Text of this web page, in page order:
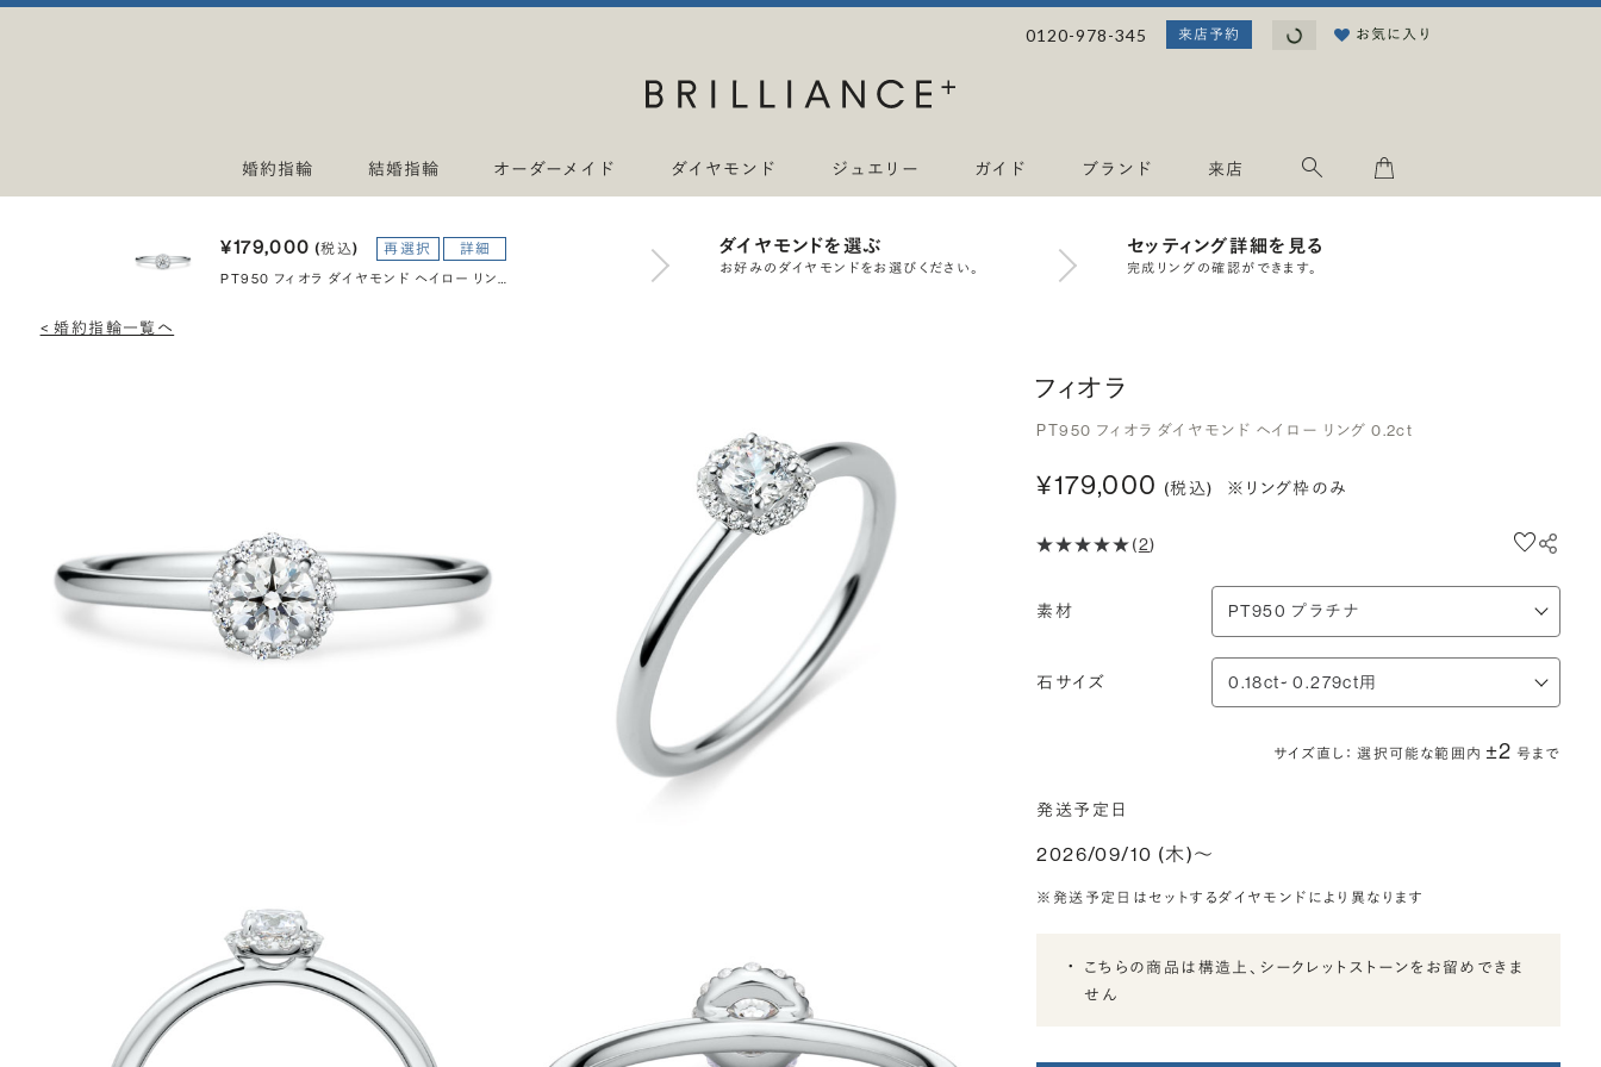
0120-978-345 来店予約 読み込み中...お気に入り
婚約指輪 結婚指輪 オーダーメイド ダイヤモンド ジュエリー ガイド ブランド 来店
¥179,000(税込) 再選択 詳細
PT950 フィオラ ダイヤモンド ヘイロー リング 0.2ct
ダイヤモンドを選ぶ
お好みのダイヤモンドをお選びください。
セッティング詳細を見る
完成リングの確認ができます。
< 婚約指輪一覧へ
フィオラ
PT950 フィオラ ダイヤモンド ヘイロー リング 0.2ct
¥179,000 (税込) ※リング枠のみ
(2)
素材
石サイズ
サイズ直し： 選択可能な範囲内 ±2 号まで
発送予定日
2026/09/10 (木)〜
※発送予定日はセットするダイヤモンドにより異なります
こちらの商品は構造上、シークレットストーンをお留めできま
せん